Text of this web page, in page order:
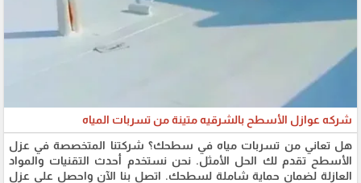
شركه عوازل الأسطح بالشرقيه متينة من تسربات المياه
هل تعاني من تسربات مياه في سطحك؟ شركتنا المتخصصة في عزل
الأسطح تقدم لك الحل الأمثل. نحن نستخدم أحدث التقنيات والمواد
العازلة لضمان حماية شاملة لسطحك. اتصل بنا الآن واحصل على عزل